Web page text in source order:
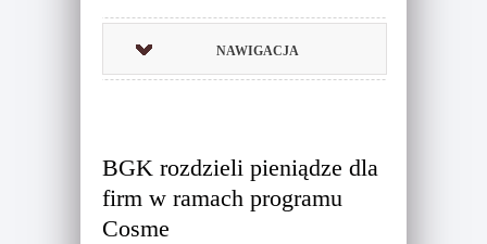
NAWIGACJA
BGK rozdzieli pieniądze dla
firm w ramach programu
Cosme